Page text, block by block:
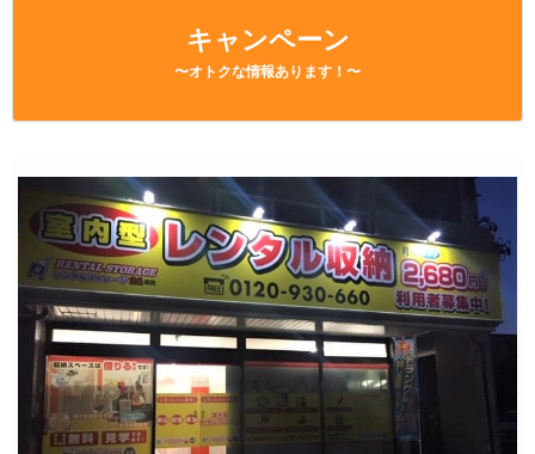
キャンペーン
〜オトクな情報あります！〜